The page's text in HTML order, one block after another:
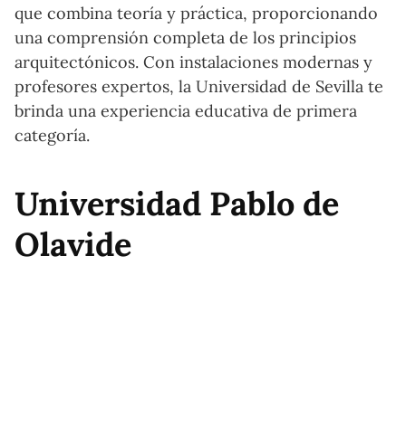
que combina teoría y práctica, proporcionando
una comprensión completa de los principios
arquitectónicos. Con instalaciones modernas y
profesores expertos, la Universidad de Sevilla te
brinda una experiencia educativa de primera
categoría.
Universidad Pablo de
Olavide